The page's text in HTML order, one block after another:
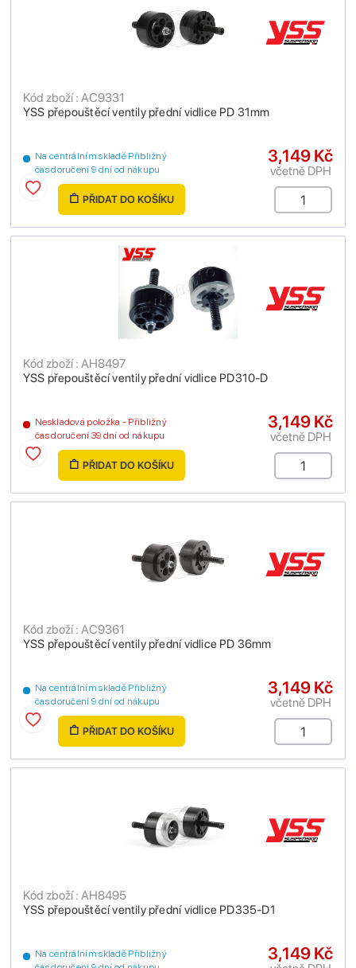
YSS přepouštěcí ventily přední vidlice PD 31mm
Kód zboží : AC9331
Na centrálním skladě Přibližný
čas doručení 9 dní od nákupu
3,149 Kč
včetně DPH
PŘIDAT DO KOŠÍKU
YSS přepouštěcí ventily přední vidlice PD310-D
Kód zboží : AH8497
Neskladová položka - Přibližný
čas doručení 39 dní od nákupu
3,149 Kč
včetně DPH
PŘIDAT DO KOŠÍKU
YSS přepouštěcí ventily přední vidlice PD 36mm
Kód zboží : AC9361
Na centrálním skladě Přibližný
čas doručení 9 dní od nákupu
3,149 Kč
včetně DPH
PŘIDAT DO KOŠÍKU
YSS přepouštěcí ventily přední vidlice PD335-D1
Kód zboží : AH8495
Na centrálním skladě Přibližný
3,149 Kč